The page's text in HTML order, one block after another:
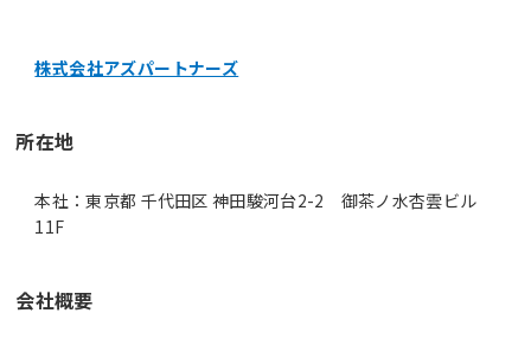
株式会社アズパートナーズ
所在地
本社：東京都 千代田区 神田駿河台2-2 御茶ノ水杏雲ビル
11F
会社概要